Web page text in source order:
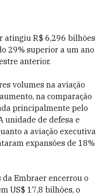
atingiu R$ 6,296 bilhões
29% superior a um ano
anterior.
volumes na aviação
na comparação
principalmente pelo
unidade de defesa e
a aviação executiva
expansões de 18%
Embraer encerrou o
US$ 17,8 bilhões, o